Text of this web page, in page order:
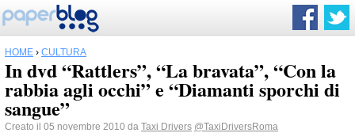
HOME › CULTURA
In dvd “Rattlers”, “La bravata”, “Con la
rabbia agli occhi” e “Diamanti sporchi di
sangue”
Creato il 05 novembre 2010 da Taxi Drivers @TaxiDriversRoma